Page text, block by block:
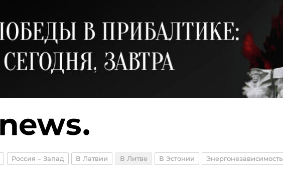
Россия – Запад В Латвии В Литве В Эстонии Энергонезависимость